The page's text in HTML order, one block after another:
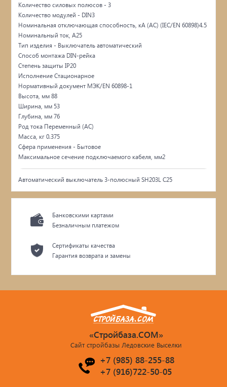
Количество силовых полюсов - 3
Количество модулей - DIN3
Номинальная отключающая способность, кA (AC) (IEC/EN 60898)4.5
Номинальный ток, А25
Тип изделия - Выключатель автоматический
Способ монтажа DIN-рейка
Степень защиты IP20
Исполнение Стационарное
Нормативный документ МЭК/EN 60898-1
Высота, мм 88
Ширина, мм 53
Глубина, мм 76
Род тока Переменный (AC)
Масса, кг 0.375
Сфера применения - Бытовое
Максимальное сечение подключаемого кабеля, мм2
Автоматический выключатель 3-полюсный SH203L C25
Банковскими картами
Безналичным платежом
Сертификаты качества
Гарантия возврата и замены
«Стройбаза.COM»
Сайт стройбазы Ледовские Выселки
+7 (985) 88-255-88
+7 (916)722-50-05